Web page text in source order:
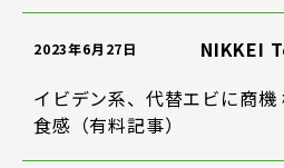
2023年6月27日
NIKKEI
イビデン系、代替エビに商機
食感（有料記事）